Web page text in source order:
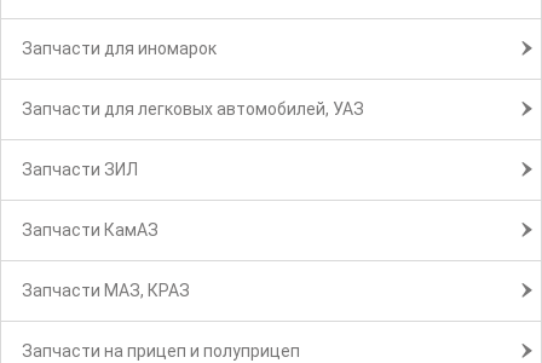
Запчасти для иномарок
Запчасти для легковых автомобилей, УАЗ
Запчасти ЗИЛ
Запчасти КамАЗ
Запчасти МАЗ, КРАЗ
Запчасти на прицеп и полуприцеп